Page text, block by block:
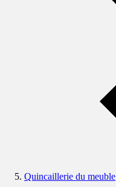
Quincaillerie du meuble